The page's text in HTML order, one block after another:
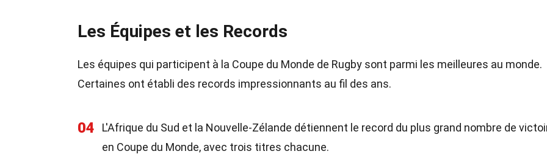
Les Équipes et les Records
Les équipes qui participent à la Coupe du Monde de Rugby sont parmi les meilleures au monde.
Certaines ont établi des records impressionnants au fil des ans.
04
L'Afrique du Sud et la Nouvelle-Zélande détiennent le record du plus grand nombre de
en Coupe du Monde, avec trois titres chacune.